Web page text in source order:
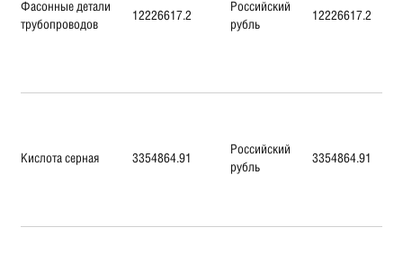
Фасонные детали
трубопроводов
12226617.2
Российский
рубль
12226617.2
Кислота серная 3354864.91
Российский
рубль
3354864.91